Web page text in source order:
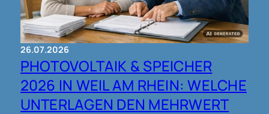
26.07.2026
PHOTOVOLTAIK & SPEICHER
2026 IN WEIL AM RHEIN: WELCHE
UNTERLAGEN DEN MEHRWERT